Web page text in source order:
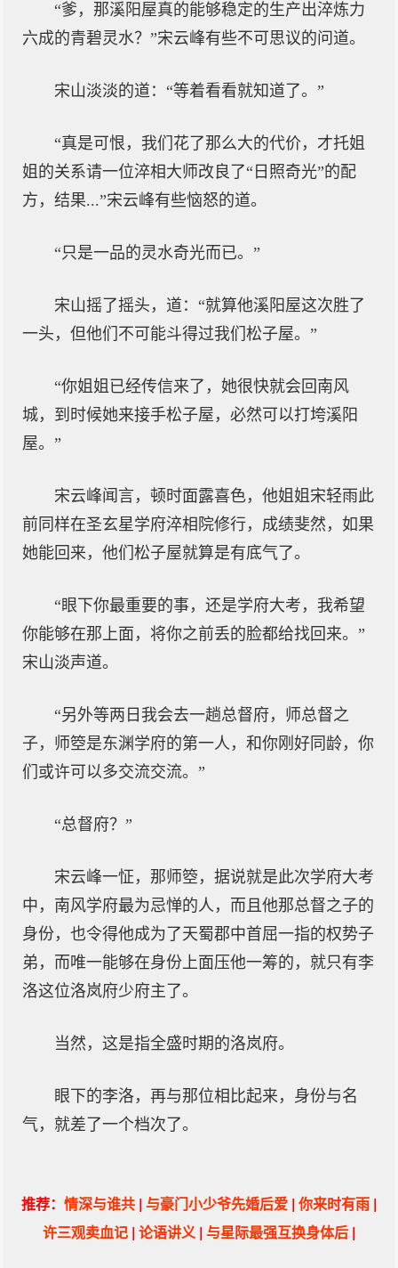
“爹，那溪阳屋真的能够稳定的生产出淬炼力
六成的青碧灵水？”宋云峰有些不可思议的问道。
宋山淡淡的道：“等着看看就知道了。”
“真是可恨，我们花了那么大的代价，才托姐
姐的关系请一位淬相大师改良了“日照奇光”的配
方，结果...”宋云峰有些恼怒的道。
“只是一品的灵水奇光而已。”
宋山摇了摇头，道：“就算他溪阳屋这次胜了
一头，但他们不可能斗得过我们松子屋。”
“你姐姐已经传信来了，她很快就会回南风
城，到时候她来接手松子屋，必然可以打垮溪阳
屋。”
宋云峰闻言，顿时面露喜色，他姐姐宋轻雨此
前同样在圣玄星学府淬相院修行，成绩斐然，如果
她能回来，他们松子屋就算是有底气了。
“眼下你最重要的事，还是学府大考，我希望
你能够在那上面，将你之前丢的脸都给找回来。”
宋山淡声道。
“另外等两日我会去一趟总督府，师总督之
子，师箜是东渊学府的第一人，和你刚好同龄，你
们或许可以多交流交流。”
“总督府？”
宋云峰一怔，那师箜，据说就是此次学府大考
中，南风学府最为忌惮的人，而且他那总督之子的
身份，也令得他成为了天蜀郡中首屈一指的权势子
弟，而唯一能够在身份上面压他一筹的，就只有李
洛这位洛岚府少府主了。
当然，这是指全盛时期的洛岚府。
眼下的李洛，再与那位相比起来，身份与名
气，就差了一个档次了。
推荐： 情深与谁共 | 与豪门小少爷先婚后爱 | 你来时有雨 |
许三观卖血记 | 论语讲义 | 与星际最强互换身体后 |